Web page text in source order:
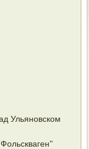
Ульяновском